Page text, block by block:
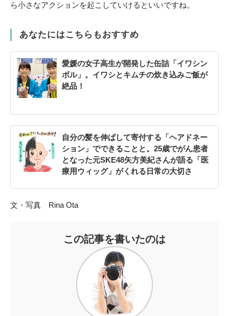
ら小さなアクションを起こしていけるといいですね。
あなたにはこちらもおすすめ
愛媛の女子高生が開発した缶詰「イワシン
ボル」。イワシとキムチの炊き込みご飯が
絶品！
自分の髪を伸ばして寄付する「ヘアドネー
ション」でできることと。25歳でがん患者
となった元SKE48矢方美紀さんが語る「医
療用ウィッグ」がくれる日常の大切さ
文・写真 Rina Ota
この記事を書いたのは